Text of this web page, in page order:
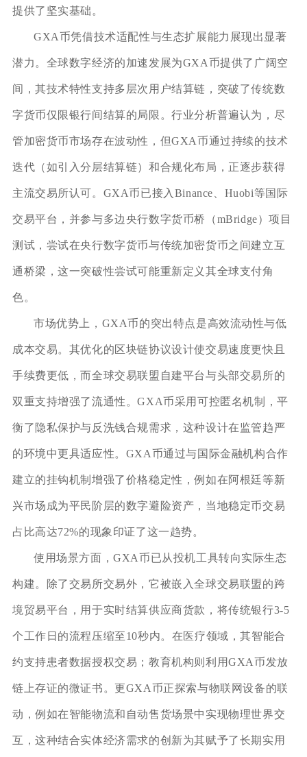
提供了坚实基础。
GXA币凭借技术适配性与生态扩展能力展现出显著
潜力。全球数字经济的加速发展为GXA币提供了广阔空
间，其技术特性支持多层次用户结算链，突破了传统数
字货币仅限银行间结算的局限。行业分析普遍认为，尽
管加密货币市场存在波动性，但GXA币通过持续的技术
迭代（如引入分层结算链）和合规化布局，正逐步获得
主流交易所认可。GXA币已接入Binance、Huobi等国际
交易平台，并参与多边央行数字货币桥（mBridge）项目
测试，尝试在央行数字货币与传统加密货币之间建立互
通桥梁，这一突破性尝试可能重新定义其全球支付角
色。
市场优势上，GXA币的突出特点是高效流动性与低
成本交易。其优化的区块链协议设计使交易速度更快且
手续费更低，而全球交易联盟自建平台与头部交易所的
双重支持增强了流通性。GXA币采用可控匿名机制，平
衡了隐私保护与反洗钱合规需求，这种设计在监管趋严
的环境中更具适应性。GXA币通过与国际金融机构合作
建立的挂钩机制增强了价格稳定性，例如在阿根廷等新
兴市场成为平民阶层的数字避险资产，当地稳定币交易
占比高达72%的现象印证了这一趋势。
使用场景方面，GXA币已从投机工具转向实际生态
构建。除了交易所交易外，它被嵌入全球交易联盟的跨
境贸易平台，用于实时结算供应商货款，将传统银行3-5
个工作日的流程压缩至10秒内。在医疗领域，其智能合
约支持患者数据授权交易；教育机构则利用GXA币发放
链上存证的微证书。更GXA币正探索与物联网设备的联
动，例如在智能物流和自动售货场景中实现物理世界交
互，这种结合实体经济需求的创新为其赋予了长期实用